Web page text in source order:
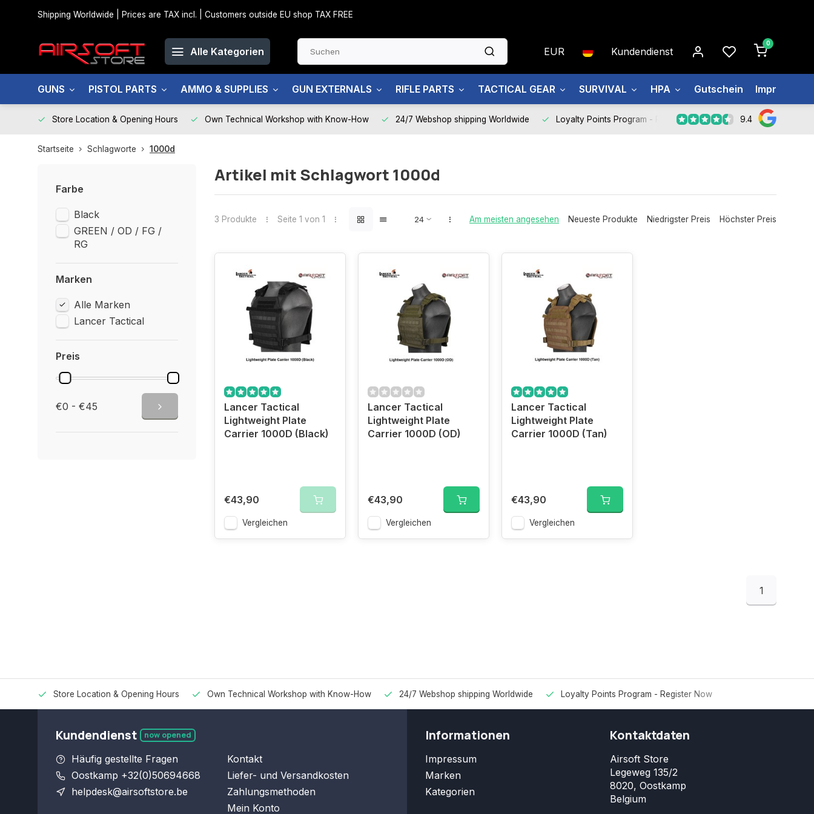
Shipping Worldwide | Prices are TAX incl. | Customers outside EU shop TAX FREE
Alle Kategorien EUR Kundendienst
0
GUNS PISTOL PARTS AMMO & SUPPLIES GUN EXTERNALS RIFLE PARTS TACTICAL GEAR SURVIVAL HPA Gutschein Impressum
Store Location & Opening Hours Own Technical Workshop with Know-How 24/7 Webshop shipping Worldwide Loyalty Points Program - Register Now 9.4
Startseite Schlagworte 1000d
Farbe
Black
GREEN / OD / FG /
RG
Marken
Alle Marken
Lancer Tactical
Preis
€0 - €45
Artikel mit Schlagwort 1000d
3 Produkte Seite 1 von 1 Am meisten angesehen Neueste Produkte Niedrigster Preis Höchster Preis
Lancer Tactical
Lightweight Plate
Carrier 1000D (Black)
€43,90
Vergleichen
Lancer Tactical
Lightweight Plate
Carrier 1000D (OD)
€43,90
Vergleichen
Lancer Tactical
Lightweight Plate
Carrier 1000D (Tan)
€43,90
Vergleichen
1
Store Location & Opening Hours Own Technical Workshop with Know-How 24/7 Webshop shipping Worldwide Loyalty Points Program - Register Now
Kundendienst now opened
Häufig gestellte Fragen
Oostkamp +32(0)50694668
helpdesk@airsoftstore.be
Kontakt
Liefer- und Versandkosten
Zahlungsmethoden
Mein Konto
Informationen
Impressum
Marken
Kategorien
Kontaktdaten
Airsoft Store
Legeweg 135/2
8020, Oostkamp
Belgium